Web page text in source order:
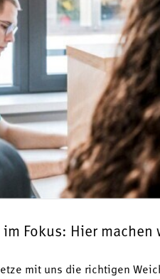
Fokus: Hier machen
mit uns die richtigen